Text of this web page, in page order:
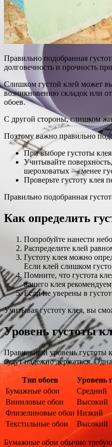
Правильно подобранная
долговечность и прочность
Слишком густой клей может
возникновению складок или
обоев.
С другой стороны, слишком
Поэтому важно правильно
При выборе густоты
Учитывайте
шероховатых — менее
Проверьте густоту клея
Правильно подобранная
Как определить
Попробуйте нанести
Распределите клей
Густоту клея можно
Если клей слишком
Помните, что густота
вашего клея
Если не уверены в
Учитывая густоту клея, вы
Уровень густоты
Правильный уровень густоты
будут надежно держаться.
Тип обоев
Уровень
Бумажные обои
Средний
Виниловые обои
Высокий
Флизелиновые обои Низкий
Текстильные обои
Высокий
Бумажные обои обычно